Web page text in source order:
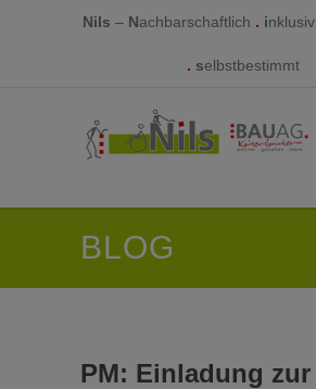
Nils – Nachbarschaftlich . inklusiv
. selbstbestimmt
BLOG
PM: Einladung zur